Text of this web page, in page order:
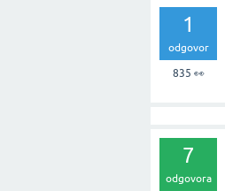
1
odgovor
835 👀
7
odgovora